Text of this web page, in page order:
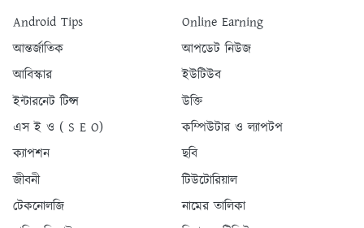
Android Tips
Online Earning
আন্তর্জাতিক
আপডেট নিউজ
আবিস্কার
ইউটিউব
ইন্টারনেট টিপ্স
উক্তি
এস ই ও ( S E O)
কম্পিউটার ও ল্যাপটপ
ক্যাপশন
ছবি
জীবনী
টিউটোরিয়াল
টেকনোলজি
নামের তালিকা